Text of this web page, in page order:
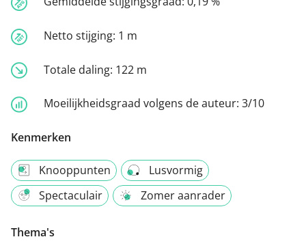
Netto stijging: 1 m
Totale daling: 122 m
Moeilijkheidsgraad volgens de auteur: 3/10
Kenmerken
Knooppunten
Lusvormig
Spectaculair
Zomer aanrader
Thema's